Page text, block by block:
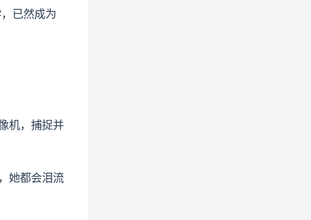
已然成为
机，捕捉并
她都会泪流